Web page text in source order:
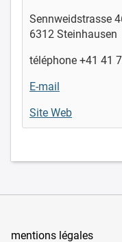
Sennweidstrasse
6312 Steinhausen
téléphone +41 41
E-mail
Site Web
mentions légales